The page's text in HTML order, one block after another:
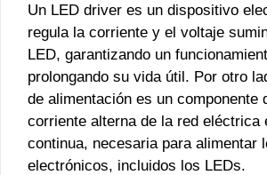
Un LED driver es un dispositivo
regula la corriente y el voltaje
LED, garantizando un
prolongando su vida útil. Por otro
de alimentación es un componente
corriente alterna de la red eléctrica
continua, necesaria para alimentar
electrónicos, incluidos los LEDs.